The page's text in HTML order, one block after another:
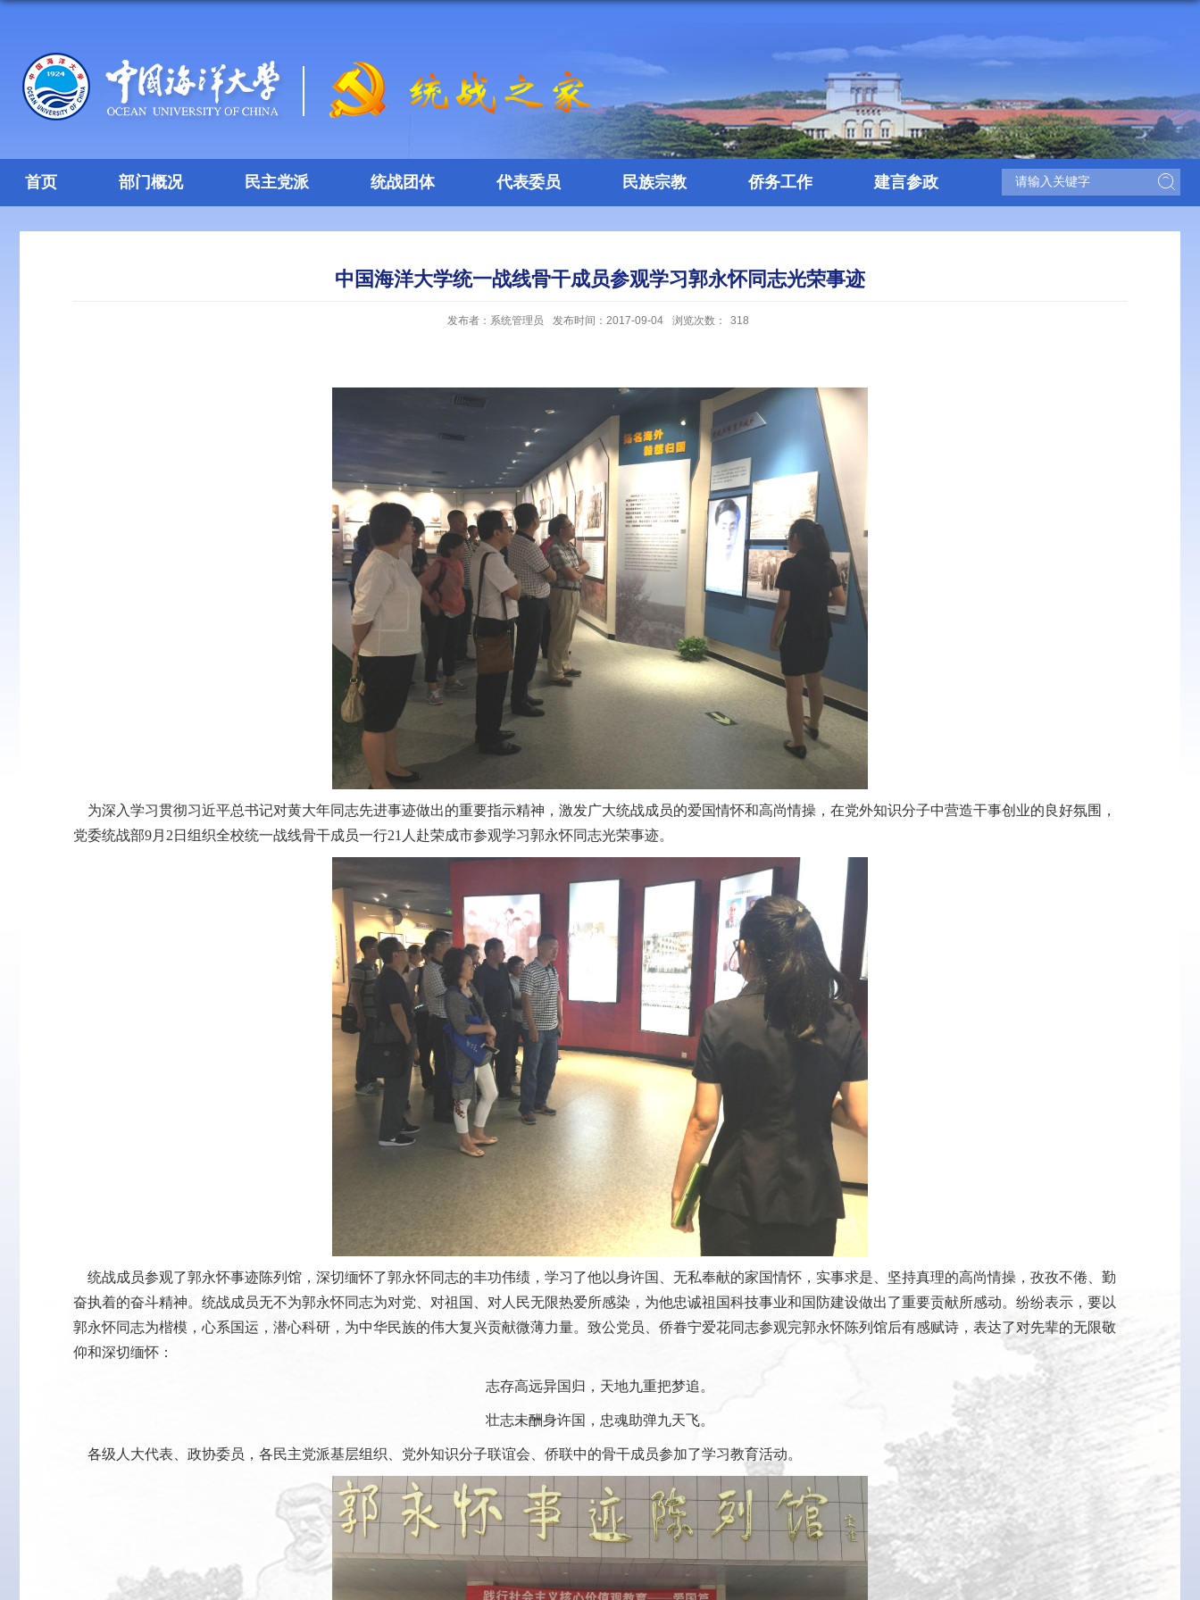
首页 部门概况 民主党派 统战团体 代表委员 民族宗教 侨务工作 建言参政
中国海洋大学统一战线骨干成员参观学习郭永怀同志光荣事迹
发布者：系统管理员 发布时间：2017-09-04 浏览次数： 318
为深入学习贯彻习近平总书记对黄大年同志先进事迹做出的重要指示精神，激发广大统战成员的爱国情怀和高尚情操，在党外知识分子中营造干事创业的良好氛围，
党委统战部9月2日组织全校统一战线骨干成员一行21人赴荣成市参观学习郭永怀同志光荣事迹。
统战成员参观了郭永怀事迹陈列馆，深切缅怀了郭永怀同志的丰功伟绩，学习了他以身许国、无私奉献的家国情怀，实事求是、坚持真理的高尚情操，孜孜不倦、勤
奋执着的奋斗精神。统战成员无不为郭永怀同志为对党、对祖国、对人民无限热爱所感染，为他忠诚祖国科技事业和国防建设做出了重要贡献所感动。纷纷表示，要以
郭永怀同志为楷模，心系国运，潜心科研，为中华民族的伟大复兴贡献微薄力量。致公党员、侨眷宁爱花同志参观完郭永怀陈列馆后有感赋诗，表达了对先辈的无限敬
仰和深切缅怀：
志存高远异国归，天地九重把梦追。
壮志未酬身许国，忠魂助弹九天飞。
各级人大代表、政协委员，各民主党派基层组织、党外知识分子联谊会、侨联中的骨干成员参加了学习教育活动。